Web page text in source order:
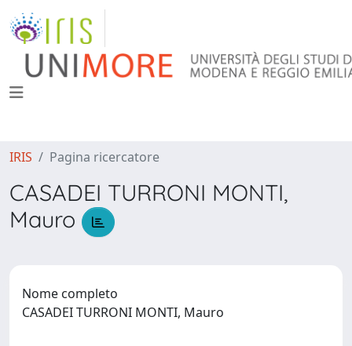
IRIS Pagina ricercatore
CASADEI TURRONI MONTI,
Mauro
Nome completo
CASADEI TURRONI MONTI, Mauro